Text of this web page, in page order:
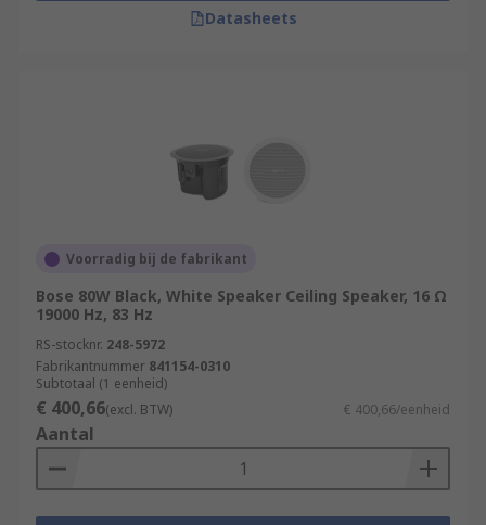
Datasheets
Voorradig bij de fabrikant
Bose 80W Black, White Speaker Ceiling Speaker, 16 Ω
19000 Hz, 83 Hz
RS-stocknr. 248-5972
Fabrikantnummer 841154-0310
Subtotaal (1 eenheid)
€ 400,66(excl. BTW) € 400,66/eenheid
Aantal